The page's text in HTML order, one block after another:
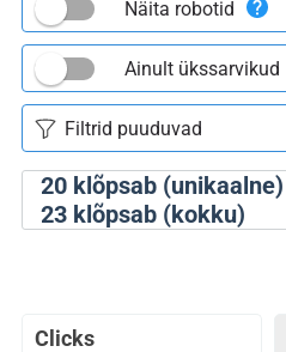
20klõpsab (unikaalne)
23klõpsab (kokku)
Näita robotid
Ainult ükssarvikud
Clicks